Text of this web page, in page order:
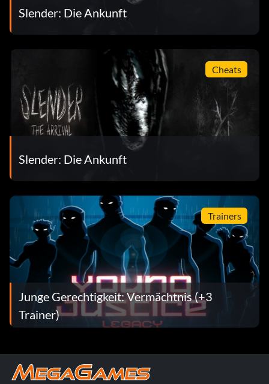
Slender: Die Ankunft
Cheats
Slender: Die Ankunft
Trainers
Junge Gerechtigkeit: Vermächtnis (+3
Trainer)